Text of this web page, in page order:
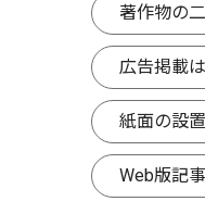
著作物の
広告掲載
紙面の設
Web版記